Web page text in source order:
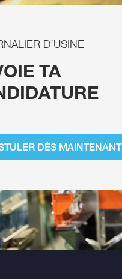
D’USINE
TA
DÈS MAINTENANT